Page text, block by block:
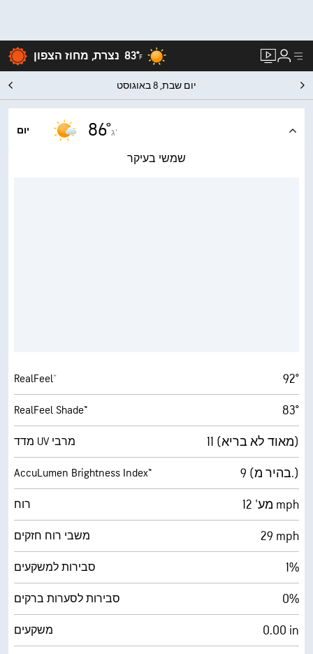
נצרת, מחוז הצפון 83°F
יום שבת, 8 באוגוסט
יום 86° ג'
שמשי בעיקר
RealFeel® 92°
RealFeel Shade™ 83°
מדד UV מרבי 11 (מאוד לא בריא)
AccuLumen Brightness Index™ 9 (בהיר מ.)
רוח מע' 12 mph
משבי רוח חזקים 29 mph
סבירות למשקעים 1%
סבירות לסערות ברקים 0%
משקעים ‎0.00 in